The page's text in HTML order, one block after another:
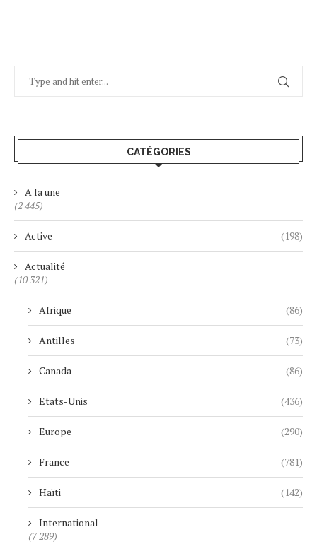
CATÉGORIES
A la une
(2 445)
Active (198)
Actualité
(10 321)
Afrique (86)
Antilles (73)
Canada (86)
Etats-Unis (436)
Europe (290)
France (781)
Haïti (142)
International
(7 289)